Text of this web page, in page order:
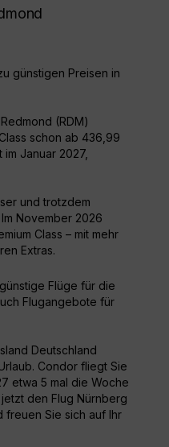
günstigen Preisen in
(RDM)
schon ab 436,99
Januar 2027,
und trotzdem
November 2026
Class – mit mehr
Extras.
Flüge für die
Flugangebote für
Deutschland
Condor fliegt Sie
etwa 5 mal die Woche
den Flug Nürnberg
freuen Sie sich auf Ihr